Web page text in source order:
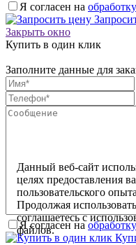
Я согласен на
Закрыть окно
Купить в один клик
Заполните данные для
Я согласен на
Данный веб-сайт
целях предоставления
пользовательского
Продолжая
соглашаетесь с
файлов.